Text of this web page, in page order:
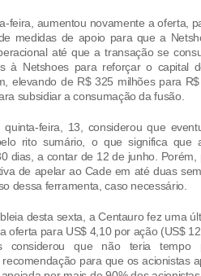
feira, aumentou novamente a oferta,
medidas de apoio para que a
até que a transação se
à Netshoes para reforçar o capital
elevando de R$ 325 milhões para
subsidiar a consumação da fusão.
feira, 13, considerou que
rito sumário, o que significa que
dias, a contar de 12 de junho. Porém,
de apelar ao Cade em até duas
dessa ferramenta, caso necessário.
desta sexta, a Centauro fez uma
oferta para US$ 4,10 por ação (US$
considerou que não teria tempo
para que os acionistas